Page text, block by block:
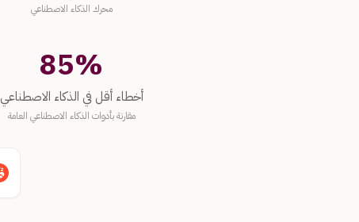
محرك الذكاء الاصطناعي
أخطاء أقل في الذكاء الاصطناعي
85%
أخطاء أقل في الذكاء الاصطناعي
مقارنة بأدوات الذكاء الاصطناعي العامة